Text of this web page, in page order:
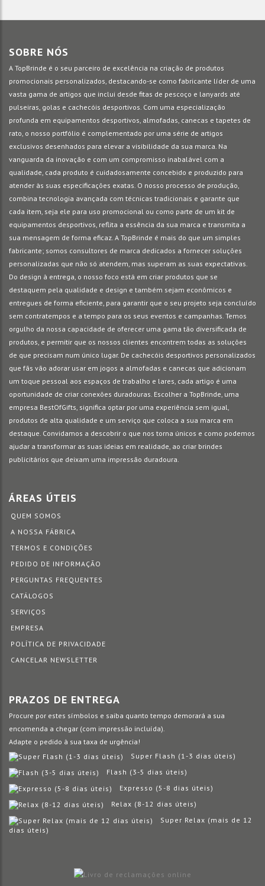
SOBRE NÓS
A TopBrinde é o seu parceiro de excelência na criação de produtos
promocionais personalizados, destacando-se como fabricante líder de uma
vasta gama de artigos que inclui desde fitas de pescoço e lanyards até
pulseiras, golas e cachecóis desportivos. Com uma especialização
profunda em equipamentos desportivos, almofadas, canecas e tapetes de
rato, o nosso portfólio é complementado por uma série de artigos
exclusivos desenhados para elevar a visibilidade da sua marca. Na
vanguarda da inovação e com um compromisso inabalável com a
qualidade, cada produto é cuidadosamente concebido e produzido para
atender às suas especificações exatas. O nosso processo de produção,
combina tecnologia avançada com técnicas tradicionais e garante que
cada item, seja ele para uso promocional ou como parte de um kit de
equipamentos desportivos, reflita a essência da sua marca e transmita a
sua mensagem de forma eficaz. A TopBrinde é mais do que um simples
fabricante; somos consultores de marca dedicados a fornecer soluções
personalizadas que não só atendem, mas superam as suas expectativas.
Do design à entrega, o nosso foco está em criar produtos que se
destaquem pela qualidade e design e também sejam econômicos e
entregues de forma eficiente, para garantir que o seu projeto seja concluído
sem contratempos e a tempo para os seus eventos e campanhas. Temos
orgulho da nossa capacidade de oferecer uma gama tão diversificada de
produtos, e permitir que os nossos clientes encontrem todas as soluções
de que precisam num único lugar. De cachecóis desportivos personalizados
que fãs vão adorar usar em jogos a almofadas e canecas que adicionam
um toque pessoal aos espaços de trabalho e lares, cada artigo é uma
oportunidade de criar conexões duradouras. Escolher a TopBrinde, uma
empresa BestOfGifts, significa optar por uma experiência sem igual,
produtos de alta qualidade e um serviço que coloca a sua marca em
destaque. Convidamos a descobrir o que nos torna únicos e como podemos
ajudar a transformar as suas ideias em realidade, ao criar brindes
publicitários que deixam uma impressão duradoura.
ÁREAS ÚTEIS
QUEM SOMOS
A NOSSA FÁBRICA
TERMOS E CONDIÇÕES
PEDIDO DE INFORMAÇÃO
PERGUNTAS FREQUENTES
CATÁLOGOS
SERVIÇOS
EMPRESA
POLÍTICA DE PRIVACIDADE
CANCELAR NEWSLETTER
PRAZOS DE ENTREGA
Procure por estes símbolos e saiba quanto tempo demorará a sua
encomenda a chegar (com impressão incluída).
Adapte o pedido à sua taxa de urgência!
Super Flash (1-3 dias úteis)
Flash (3-5 dias úteis)
Expresso (5-8 dias úteis)
Relax (8-12 dias úteis)
Super Relax (mais de 12
dias úteis)